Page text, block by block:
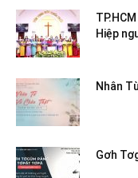
Hiệp
Nhân
Gơh